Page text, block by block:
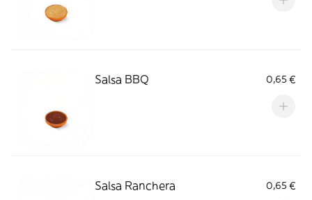
Salsa BBQ 0,65 €
Salsa Ranchera 0,65 €